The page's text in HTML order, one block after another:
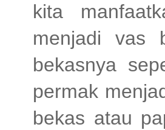
kita
menjadi vas
bekasnya
permak
bekas atau